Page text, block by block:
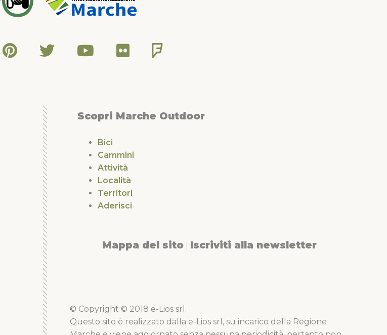
Scopri Marche Outdoor
Bici
Cammini
Attività
Località
Territori
Aderisci
Mappa del sito Iscriviti alla newsletter
© Copyright © 2018 e-Lios srl.
Questo sito è realizzato dalla e-Lios srl, su incarico della Regione